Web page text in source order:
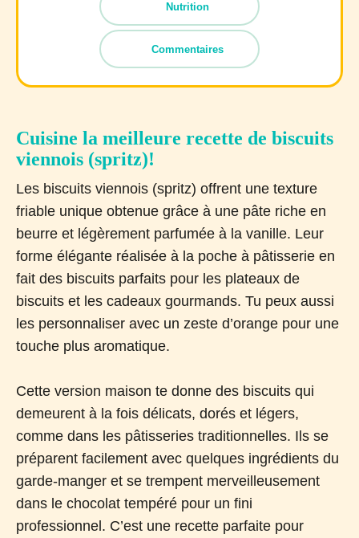
Nutrition
Commentaires
Cuisine la meilleure recette de biscuits
viennois (spritz)!
Les biscuits viennois (spritz) offrent une texture
friable unique obtenue grâce à une pâte riche en
beurre et légèrement parfumée à la vanille. Leur
forme élégante réalisée à la poche à pâtisserie en
fait des biscuits parfaits pour les plateaux de
biscuits et les cadeaux gourmands. Tu peux aussi
les personnaliser avec un zeste d’orange pour une
touche plus aromatique.
Cette version maison te donne des biscuits qui
demeurent à la fois délicats, dorés et légers,
comme dans les pâtisseries traditionnelles. Ils se
préparent facilement avec quelques ingrédients du
garde-manger et se trempent merveilleusement
dans le chocolat tempéré pour un fini
professionnel. C’est une recette parfaite pour